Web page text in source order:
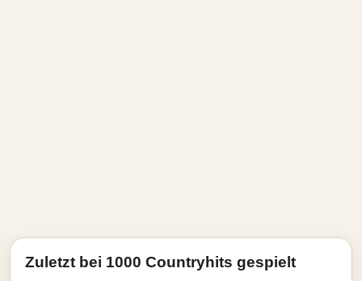
Zuletzt bei 1000 Countryhits gespielt